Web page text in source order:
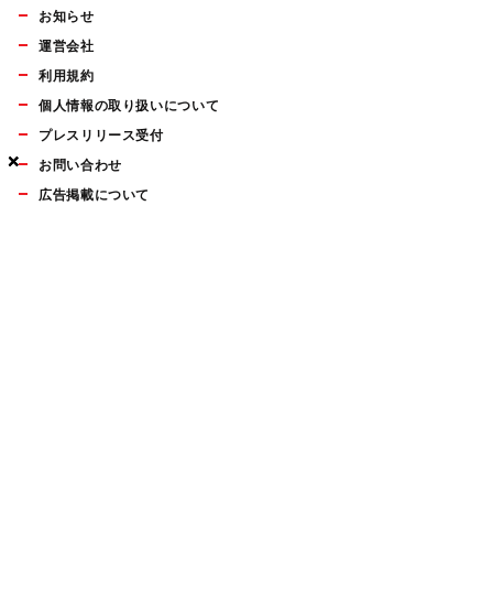
×
×
×
お知らせ
運営会社
利用規約
個人情報の取り扱いについて
プレスリリース受付
お問い合わせ
広告掲載について